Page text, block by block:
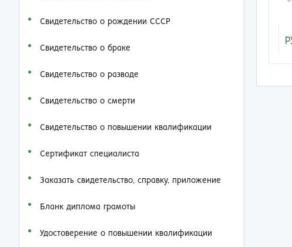
Свидетельство о рождении СССР
Свидетельство о браке
Свидетельство о разводе
Свидетельство о смерти
Свидетельство о повышении квалификации
Сертификат специалиста
Заказать cвидетельство, справку, приложение
Бланк диплома грамоты
Удостоверение о повышении квалификации